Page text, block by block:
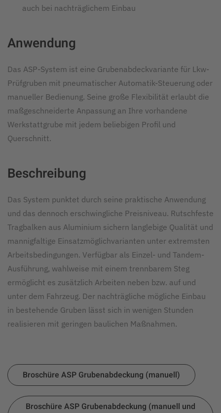
auch bei nachträglichem Einbau
Anwendung
Das ASP-System ist eine Grubenabdeckvariante für Lkw-
Prüfgruben mit pneumatischer Automatik-Steuerung oder
manueller Bedienung. Seine große Flexibilität erlaubt die
maßgeschneiderte Anpassung an Ihre vorhandene
Werkstattgrube mit jedem beliebigen Profil und
Querschnitt.
Beschreibung
Das System punktet durch seine praktische Anwendung
und das dennoch erschwingliche Preisniveau. Rutschfeste
Tragbalken aus Aluminium sichern langlebige Qualität und
mannigfaltige Einsatzmöglichvarianten unter extremsten
Arbeitsbedingungen. Verfügbar als Einzel- und Tandem-
Ausführung, wahlweise mit einem trennbarem Steg
ermöglicht es zusätzlich Arbeiten neben bzw. auf und
unter dem Fahrzeug. Der nachträgliche mögliche Einbau
in bestehende Gruben lässt sich in wenigen Stunden
realisieren mit geringen baulichen Maßnahmen.
Broschüre ASP Grubenabdeckung (manuell)
Broschüre ASP Grubenabdeckung (manuell und